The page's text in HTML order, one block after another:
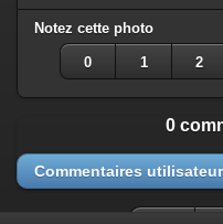
Notez cette photo
0 1 2
0
Commentaires utilisateur